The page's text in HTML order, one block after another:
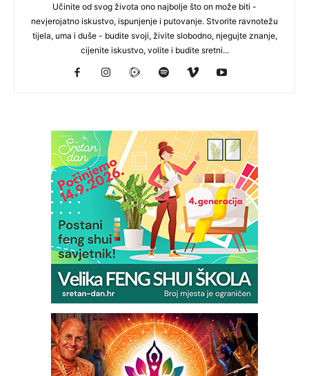
Učinite od svog života ono najbolje što on može biti -
nevjerojatno iskustvo, ispunjenje i putovanje. Stvorite ravnotežu
tijela, uma i duše - budite svoji, živite slobodno, njegujte znanje,
cijenite iskustvo, volite i budite sretni...